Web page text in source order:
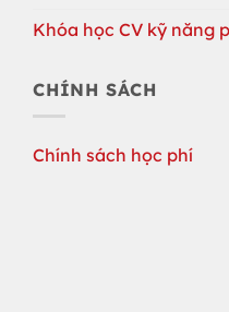
Khóa học CV kỹ năng
CHÍNH SÁCH
Chính sách học phí